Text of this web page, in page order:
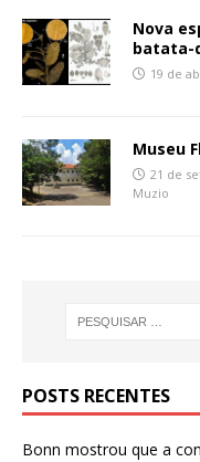
Nova
batata-
19 de
Museu
21 de
Muzio
POSTS RECENTES
Bonn mostrou que a